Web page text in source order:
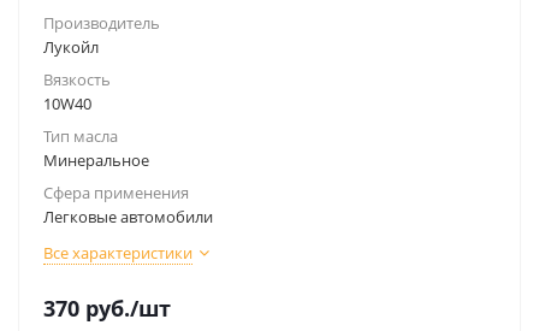
Производитель
Лукойл
Вязкость
10W40
Тип масла
Минеральное
Сфера применения
Легковые автомобили
Все характеристики
370 руб./шт